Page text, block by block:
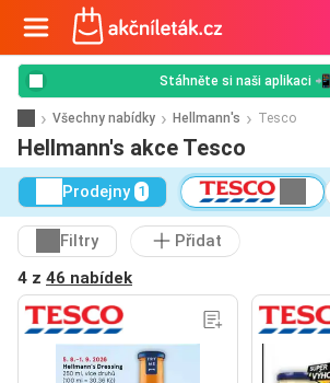
Stáhněte si naši aplikaci 📲
Všechny nabídky Hellmann's Tesco
Hellmann's akce Tesco
Prodejny 1
Filtry
Přidat
4 z 46 nabídek